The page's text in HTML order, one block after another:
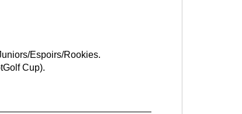
Espoirs/Rookies.
Cup).